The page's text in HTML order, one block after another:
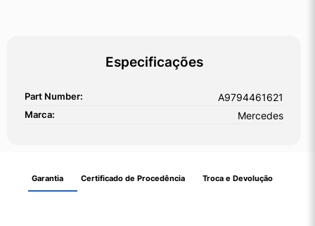
Especificações
Part Number: A9794461621
Marca: Mercedes
Garantia Certificado de Procedência Troca e Devolução